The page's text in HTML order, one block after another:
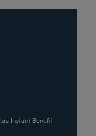
Instant Benefit